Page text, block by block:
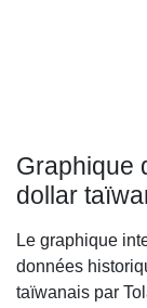
Graphique
dollar
Le graphique
données
taïwanais par